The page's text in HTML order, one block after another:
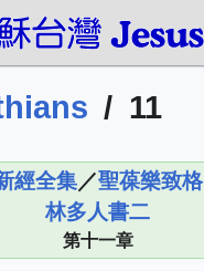
/ 11
經全集／聖葆樂致格
林多人書二
第十一章